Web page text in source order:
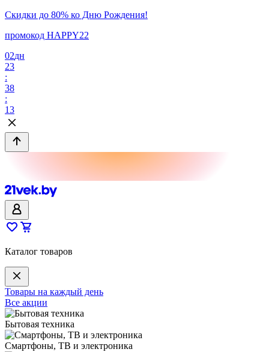
Скидки до 80% ко Дню Рождения!
промокод HAPPY22
02дн
23
:
38
:
13
Каталог товаров
Товары на каждый день
Все акции
Бытовая техника
Смартфоны, ТВ и электроника